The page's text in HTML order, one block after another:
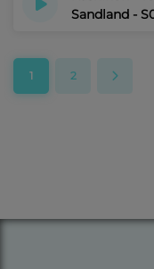
Sandland -
1 2